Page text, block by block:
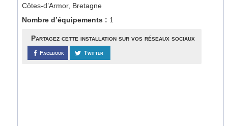
Côtes-d’Armor, Bretagne
Nombre d’équipements : 1
Partagez cette installation sur vos réseaux sociaux
Facebook Twitter